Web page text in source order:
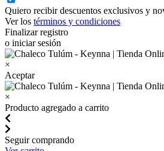
Quiero recibir descuentos exclusivos y
Ver los términos y condiciones
Finalizar registro
o iniciar sesión
×
Aceptar
×
Producto agregado a carrito
Seguir comprando